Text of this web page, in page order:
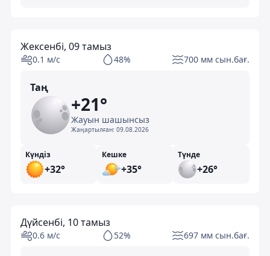
Жексенбі, 09 тамыз
0.1 м/с 48% 700 мм сын.бағ.
Таң
+21°
Жауын шашынсыз
Жаңартылған: 09.08.2026
Күндіз
+32°
Кешке
+35°
Түнде
+26°
Дүйсенбі, 10 тамыз
0.6 м/с 52% 697 мм сын.бағ.